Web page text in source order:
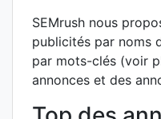
SEMrush nous
publicités par noms
par mots-clés (voir
annonces et des